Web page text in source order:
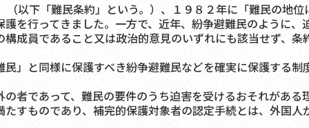
以下「難民条約」という。）、１９８２年に「難民の地
を行ってきました。一方で、近年、紛争避難民のように
成員であること又は政治的意見のいずれにも該当せず、
と同様に保護すべき紛争避難民などを確実に保護する制
であって、難民の要件のうち迫害を受けるおそれがある
すものであり、補完的保護対象者の認定手続とは、外国